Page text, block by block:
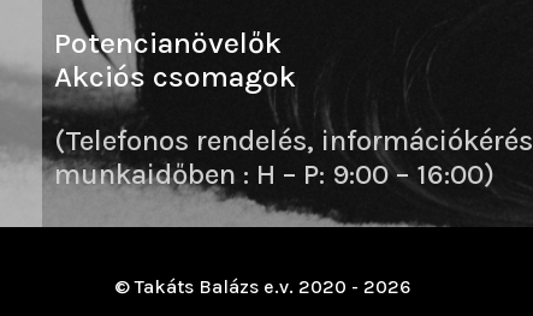
Potencianövelők
Akciós csomagok
(Telefonos rendelés, információkérés
munkaidőben : H – P: 9:00 – 16:00)
© Takáts Balázs e.v. 2020 - 2026